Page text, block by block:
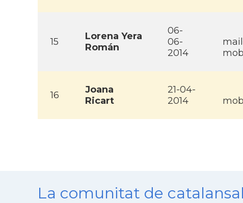
15
Lorena Yera
Román
06-
06-
2014
16
Joana
Ricart
21-04-
2014
La comunitat de